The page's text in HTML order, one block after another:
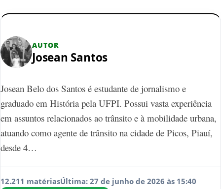
AUTOR
Josean Santos
Josean Belo dos Santos é estudante de jornalismo e
graduado em História pela UFPI. Possui vasta experiência
em assuntos relacionados ao trânsito e à mobilidade urbana,
atuando como agente de trânsito na cidade de Picos, Piauí,
desde 4…
12.211 matériasÚltima: 27 de junho de 2026 às 15:40